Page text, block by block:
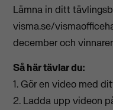
Lämna in ditt
visma.se/
december och
Så här tävlar du:
1. Gör en video med
2. Ladda upp videon